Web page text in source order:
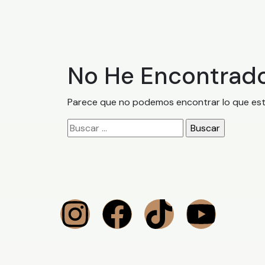
No He
Parece que no podemos encontrar lo que